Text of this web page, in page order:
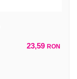
23,59 RON